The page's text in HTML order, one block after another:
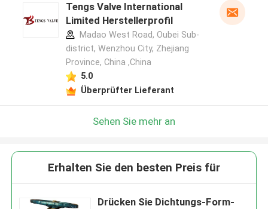
Tengs Valve International
Limited Herstellerprofil
Madao West Road, Oubei Sub-
district, Wenzhou City, Zhejiang
Province, China ,China
5.0
Überprüfter Lieferant
Sehen Sie mehr an
Erhalten Sie den besten Preis für
Drücken Sie Dichtungs-Form-